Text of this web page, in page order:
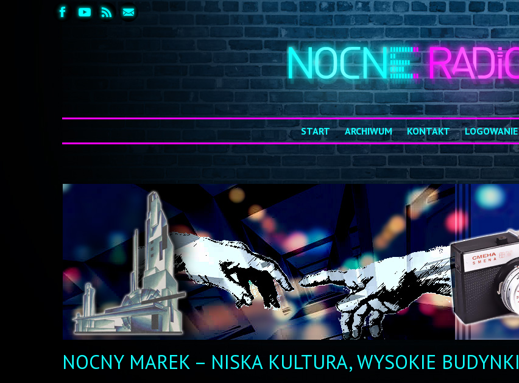
START ARCHIWUM KONTAKT LOGOWANIE
NOCNY MAREK – NISKA KULTURA, WYSOKIE BUDYNKI